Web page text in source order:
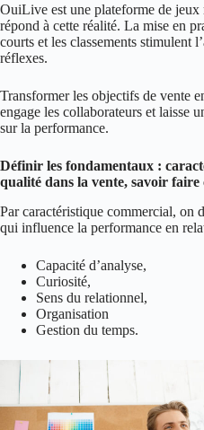
OuiLive est une plateforme de
répond à cette réalité. La mise en
courts et les classements stimulent
réflexes.
Transformer les objectifs de vente
engage les collaborateurs et laisse
sur la performance.
Définir les fondamentaux :
qualité dans la vente, savoir faire
Par caractéristique commercial, on
qui influence la performance en
Capacité d’analyse,
Curiosité,
Sens du relationnel,
Organisation
Gestion du temps.